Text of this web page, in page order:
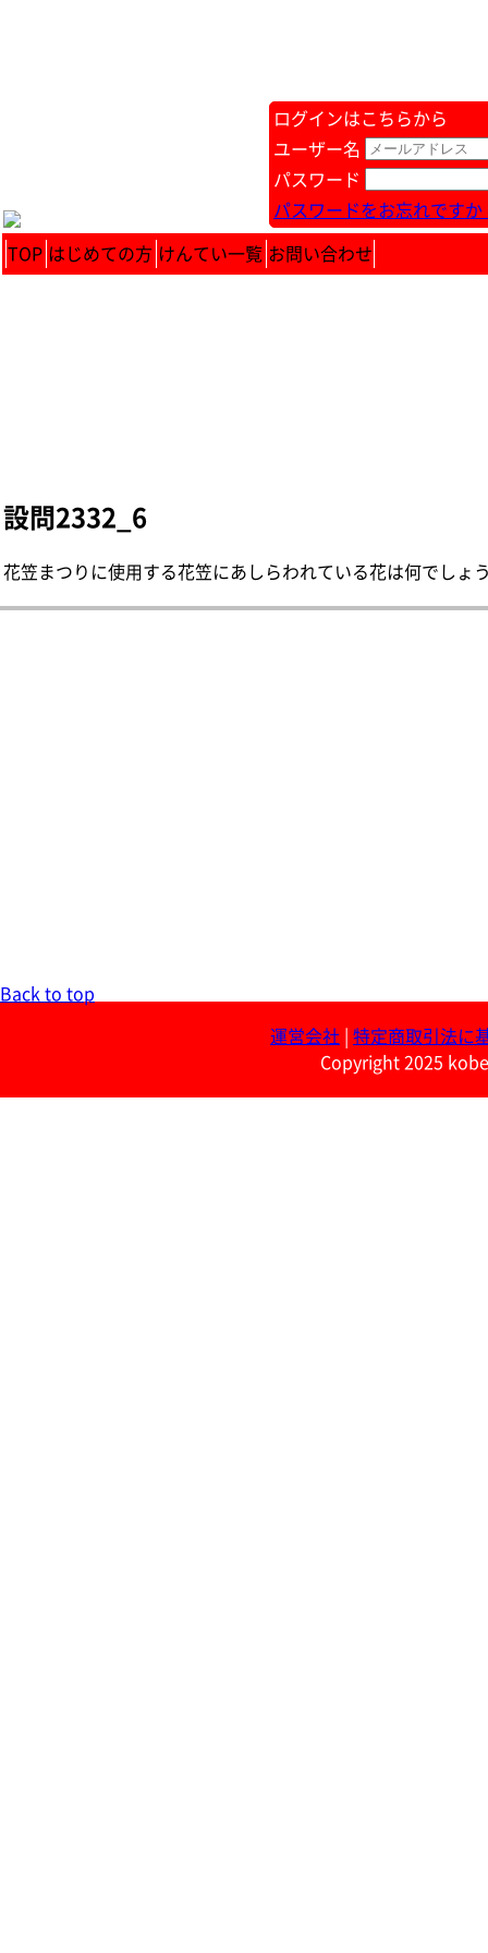
ログインはこちらから
ユーザー名
パスワード
パスワードをお忘れですか
TOP はじめての方 けんてい一覧 お問い合わせ
設問2332_6
花笠まつりに使用する花笠にあしらわれている花は何でしょ
Back to top
運営会社
特定商取引法に
Copyright 2025